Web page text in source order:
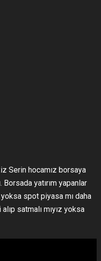
Serin hocamız borsaya
yatırım yapanlar
spot piyasa mı daha
satmalı mıyız yoksa